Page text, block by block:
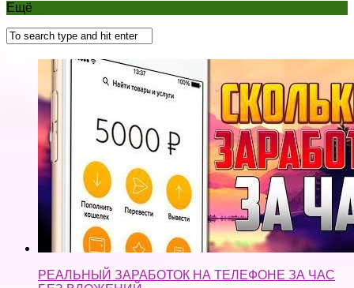
РЕАЛЬНЫЙ ЗАРАБОТОК НА ТЕЛЕФОНЕ ЗА ЧАС
БЕЗ ВЛОЖЕНИЙ